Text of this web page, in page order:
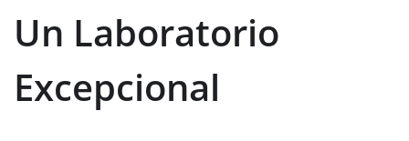
Un Laboratorio
Excepcional